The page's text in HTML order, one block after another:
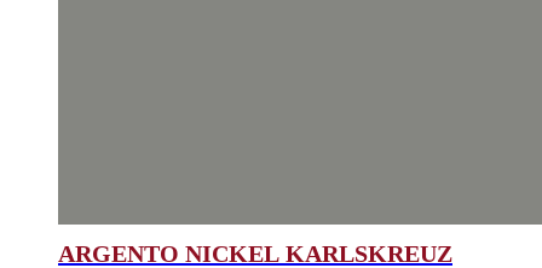
ARGENTO NICKEL KARLSKREUZ